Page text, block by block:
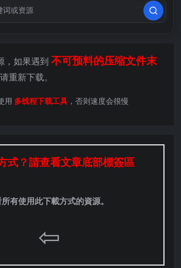
，如果遇到 不可预料的压缩文件末
请重新下载。
用 多线程下载工具 ，否则速度会很慢
式？請查看文章底部標簽區
有使用此下載方式的資源。
⇦